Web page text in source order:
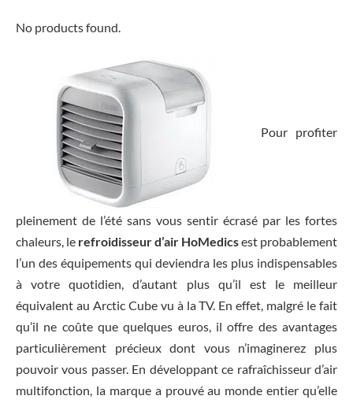
No products found.
Pour profiter
pleinement de l’été sans vous sentir écrasé par les fortes
chaleurs, le refroidisseur d’air HoMedicsest probablement
l’un des équipements qui deviendra les plus indispensables
à votre quotidien, d’autant plus qu’il est le meilleur
équivalent au Arctic Cube vu à la TV. En effet, malgré le fait
qu’il ne coûte que quelques euros, il offre des avantages
particulièrement précieux dont vous n’imaginerez plus
pouvoir vous passer. En développant ce rafraîchisseur d’air
multifonction, la marque a prouvé au monde entier qu’elle